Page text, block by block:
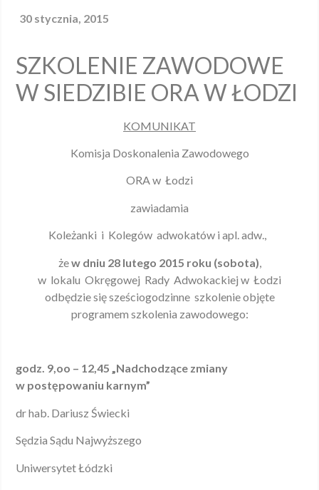
30 stycznia, 2015
SZKOLENIE ZAWODOWE
W SIEDZIBIE ORA W ŁODZI
KOMUNIKAT
Komisja Doskonalenia Zawodowego
ORA w Łodzi
zawiadamia
Koleżanki i Kolegów adwokatów i apl. adw.,
żew dniu 28 lutego 2015 roku (sobota)
w lokalu Okręgowej Rady Adwokackiej w Łodzi
odbędzie się sześciogodzinne szkolenie objęte
programem szkolenia zawodowego:
godz. 9,oo – 12,45 „Nadchodzące zmiany
w postępowaniu karnym”
dr hab. Dariusz Świecki
Sędzia Sądu Najwyższego
Uniwersytet Łódzki